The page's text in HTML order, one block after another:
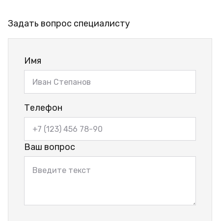
Задать вопрос специалисту
Имя
Телефон
Ваш вопрос